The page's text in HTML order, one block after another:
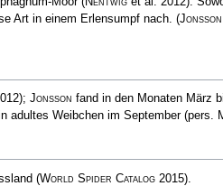
Art in einem Erlensumpf nach. (Jonsson
; Jonsson fand in den Monaten März
adultes Weibchen im September (pers.
(World Spider Catalog2015).